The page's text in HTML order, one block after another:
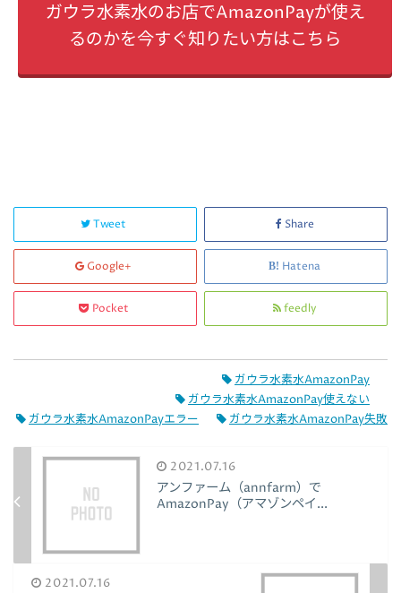
ガウラ水素水のお店でAmazonPayが使え
るのかを今すぐ知りたい方はこちら
Tweet Share
Google+ Hatena
Pocket feedly
ガウラ水素水AmazonPay
ガウラ水素水AmazonPay使えない
ガウラ水素水AmazonPayエラー
ガウラ水素水AmazonPay失敗
2021.07.16
アンファーム（annfarm）で
AmazonPay（アマゾンペイ...
2021.07.16